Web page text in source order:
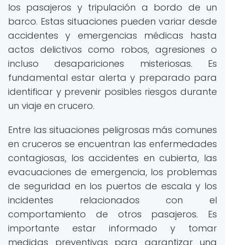
los pasajeros y tripulación a bordo de un
barco. Estas situaciones pueden variar desde
accidentes y emergencias médicas hasta
actos delictivos como robos, agresiones o
incluso desapariciones misteriosas. Es
fundamental estar alerta y preparado para
identificar y prevenir posibles riesgos durante
un viaje en crucero.
Entre las situaciones peligrosas más comunes
en cruceros se encuentran las enfermedades
contagiosas, los accidentes en cubierta, las
evacuaciones de emergencia, los problemas
de seguridad en los puertos de escala y los
incidentes relacionados con el
comportamiento de otros pasajeros. Es
importante estar informado y tomar
medidas preventivas para garantizar una